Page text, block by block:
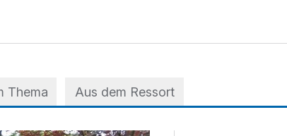
Thema Aus dem Ressort